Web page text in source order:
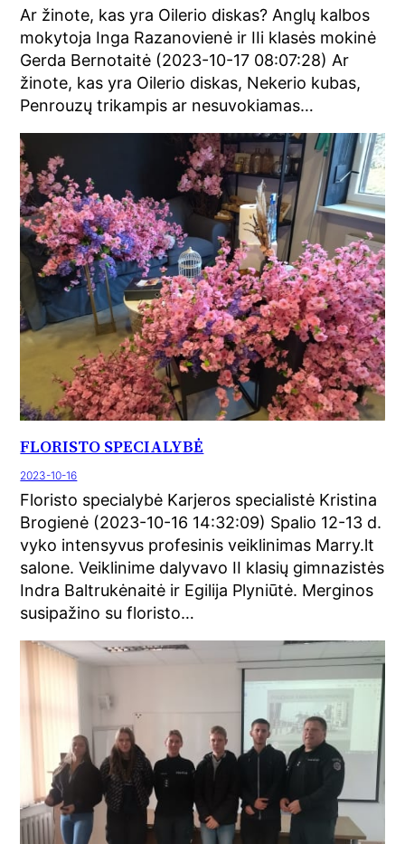
Ar žinote, kas yra Oilerio diskas? Anglų kalbos
mokytoja Inga Razanovienė ir IIi klasės mokinė
Gerda Bernotaitė (2023-10-17 08:07:28) Ar
žinote, kas yra Oilerio diskas, Nekerio kubas,
Penrouzų trikampis ar nesuvokiamas…
FLORISTO SPECIALYBĖ
2023-10-16
Floristo specialybė Karjeros specialistė Kristina
Brogienė (2023-10-16 14:32:09) Spalio 12-13 d.
vyko intensyvus profesinis veiklinimas Marry.lt
salone. Veiklinime dalyvavo II klasių gimnazistės
Indra Baltrukėnaitė ir Egilija Plyniūtė. Merginos
susipažino su floristo…